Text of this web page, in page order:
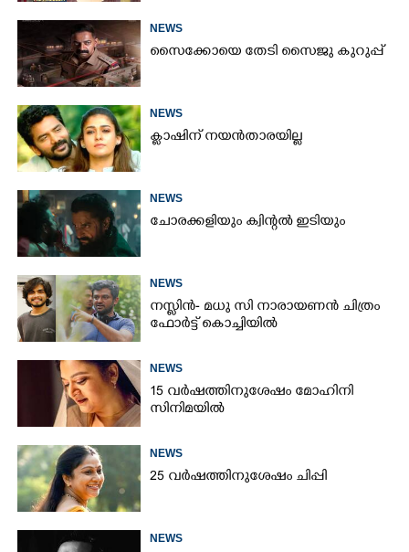
NEWS
സൈക്കോയെ തേടി സൈജു കുറുപ്പ്
NEWS
ക്ലാഷിന് നയൻതാരയില്ല
NEWS
ചോരക്കളിയും ക്വിന്റൽ ഇടിയും
NEWS
നസ്ലിൻ- മധു സി നാരായണൻ ചിത്രം
ഫോർട്ട് കൊച്ചിയിൽ
NEWS
15 വർഷത്തിനുശേഷം മോഹിനി
സിനിമയിൽ
NEWS
25 വർഷത്തിനുശേഷം ചിപ്പി
NEWS